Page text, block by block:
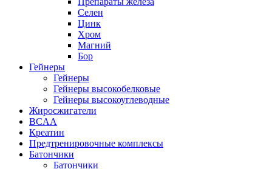
Селен
Цинк
Хром
Магний
Бор
Гейнеры
Гейнеры
Гейнеры высокобелковые
Гейнеры высокоуглеводные
Жиросжигатели
BCAA
Креатин
Предтренировочные комплексы
Батончики
Батончики